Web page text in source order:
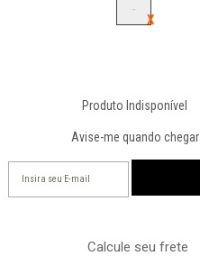
-
Produto Indisponível
Avise-me quando chegar
Calcule seu frete